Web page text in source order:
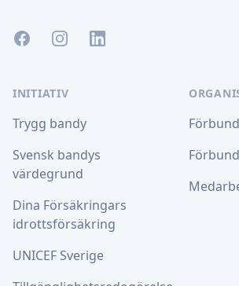
FacebookInstagramLinkedIn
INITIATIV
Trygg bandy
Svensk bandys
värdegrund
Dina Försäkringars
idrottsförsäkring
UNICEF Sverige